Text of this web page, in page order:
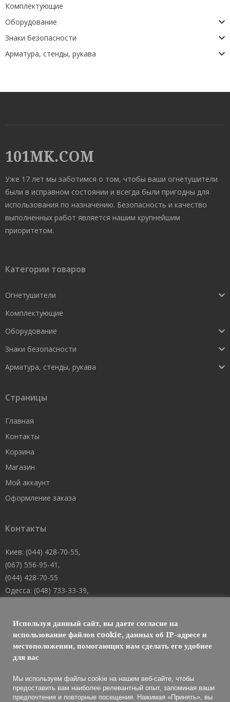
Комплектующие
Оборудование
Знаки безопасности
Арматура, стенды, рукава
101MK.COM
Уже 17 лет мы заботимся о том, чтобы ваши огнетушители
были в исправном состоянии и всегда были пригодны для
использования по назначению. Безопасность и качество
выполненных работ является нашим крупнейшим
приоритетом.
Категории товаров
Огнетушители
Комплектующие
Оборудование
Знаки безопасности
Арматура, стенды, рукава
Страницы
Главная
Контакты
Корзина
Магазин
Мой аккаунт
Оформление заказа
Контакты
Киев: (044) 428-70-55,
(067) 556-95-41,
(044) 428-70-55
Одесса: (048) 733-33-39,
Днепр: (067) 488-10-45
E-mail: welcome@101mk.com
Используя данный сайт, вы даете согласие на
использование файлов cookie, данных об IP-адресе и
местоположении, помогающих нам сделать его удобнее
для вас
Мы используем файлы cookie на нашем веб-сайте, чтобы
предоставить вам наиболее релевантный опыт, запоминая ваши
предпочтения и повторные посещения. Нажимая «Принять», вы